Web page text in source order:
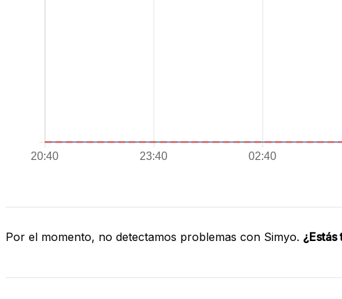
Por el momento, no detectamos problemas con Simyo.